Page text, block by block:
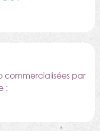
commercialisées par
: